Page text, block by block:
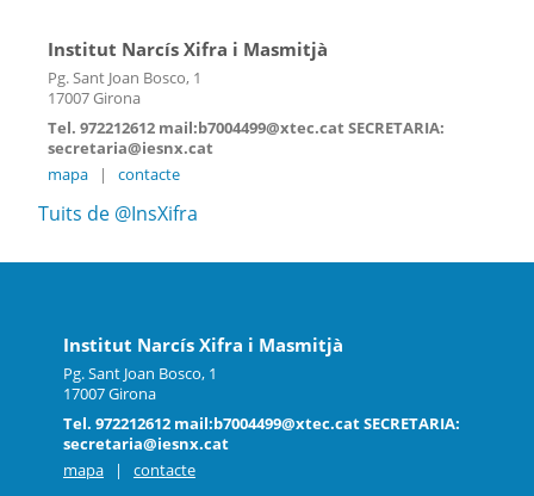
Institut Narcís Xifra i Masmitjà
Pg. Sant Joan Bosco, 1
17007 Girona
Tel. 972212612 mail:b7004499@xtec.cat SECRETARIA:
secretaria@iesnx.cat
mapa
| contacte
Tuits de @InsXifra
Institut Narcís Xifra i Masmitjà
Pg. Sant Joan Bosco, 1
17007 Girona
Tel. 972212612 mail:b7004499@xtec.cat SECRETARIA:
secretaria@iesnx.cat
mapa
| contacte